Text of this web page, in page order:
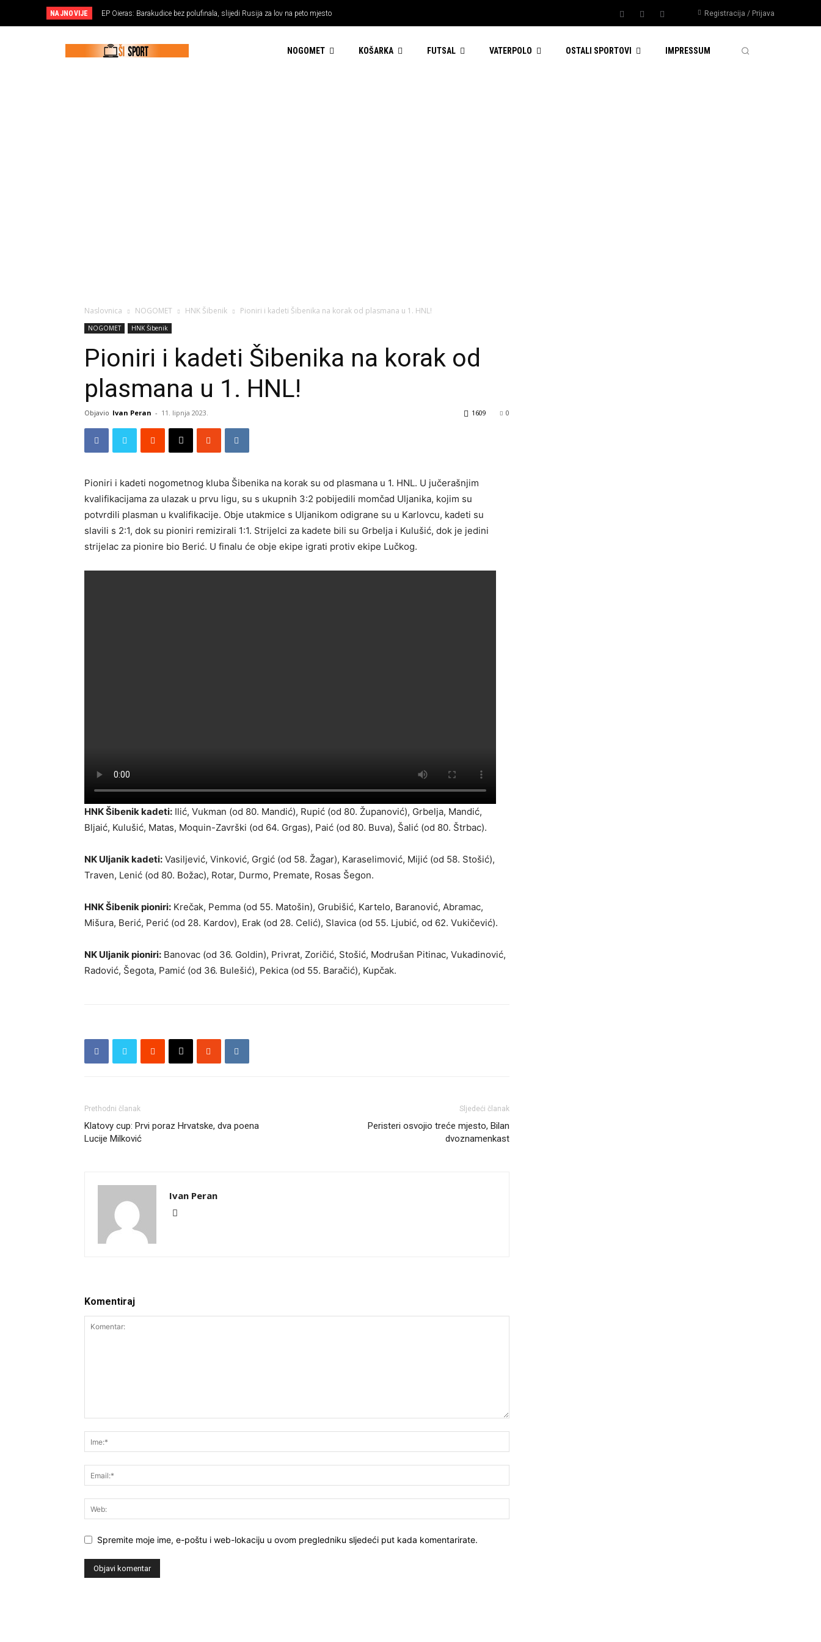
NAJNOVIJE EP Oieras: Barakudice bez polufinala, slijedi Rusija za lov na peto mjesto Registracija / Prijava
NOGOMET KOŠARKA FUTSAL VATERPOLO OSTALI SPORTOVI IMPRESSUM
Naslovnica NOGOMET HNK Šibenik Pioniri i kadeti Šibenika na korak od plasmana u 1. HNL!
NOGOMET HNK Šibenik
Pioniri i kadeti Šibenika na korak od
plasmana u 1. HNL!
Objavio Ivan Peran - 11. lipnja 2023. 0
1609
Pioniri i kadeti nogometnog kluba Šibenika na korak su od plasmana u 1. HNL. U jučerašnjim
kvalifikacijama za ulazak u prvu ligu, su s ukupnih 3:2 pobijedili momčad Uljanika, kojim su
potvrdili plasman u kvalifikacije. Obje utakmice s Uljanikom odigrane su u Karlovcu, kadeti su
slavili s 2:1, dok su pioniri remizirali 1:1. Strijelci za kadete bili su Grbelja i Kulušić, dok je jedini
strijelac za pionire bio Berić. U finalu će obje ekipe igrati protiv ekipe Lučkog.
HNK Šibenik kadeti: Ilić, Vukman (od 80. Mandić), Rupić (od 80. Županović), Grbelja, Mandić,
Bljaić, Kulušić, Matas, Moquin-Završki (od 64. Grgas), Paić (od 80. Buva), Šalić (od 80. Štrbac).
NK Uljanik kadeti: Vasiljević, Vinković, Grgić (od 58. Žagar), Karaselimović, Mijić (od 58. Stošić),
Traven, Lenić (od 80. Božac), Rotar, Durmo, Premate, Rosas Šegon.
HNK Šibenik pioniri: Krečak, Pemma (od 55. Matošin), Grubišić, Kartelo, Baranović, Abramac,
Mišura, Berić, Perić (od 28. Kardov), Erak (od 28. Celić), Slavica (od 55. Ljubić, od 62. Vukičević).
NK Uljanik pioniri: Banovac (od 36. Goldin), Privrat, Zoričić, Stošić, Modrušan Pitinac, Vukadinović,
Radović, Šegota, Pamić (od 36. Bulešić), Pekica (od 55. Baračić), Kupčak.
Prethodni članak
Klatovy cup: Prvi poraz Hrvatske, dva poena
Lucije Milković
Sljedeći članak
Peristeri osvojio treće mjesto, Bilan
dvoznamenkast
Ivan Peran
Komentiraj
Spremite moje ime, e-poštu i web-lokaciju u ovom pregledniku sljedeći put kada komentarirate.